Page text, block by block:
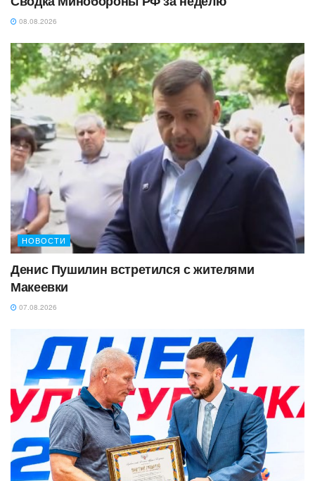
08.08.2026
НОВОСТИ
Денис Пушилин встретился с жителями
Макеевки
07.08.2026